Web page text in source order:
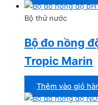
Bộ thử nước
Bộ đo nồng
Tropic Marin
Thêm vào giỏ